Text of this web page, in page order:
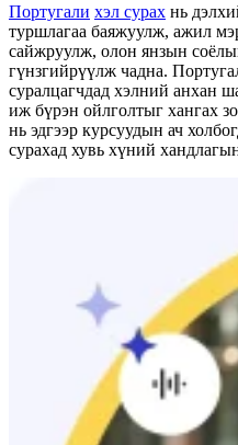
Португали хэл сурах нь
туршлагаа баяжуулж, ажил
сайжруулж, олон янзын
гүнзгийрүүлж чадна.
суралцагчдад хэлний анхан
иж бүрэн ойлголтыг хангах
нь эдгээр курсуудын ач
сурахад хувь хүний